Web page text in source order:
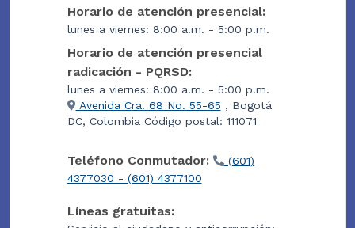
Horario de atención presencial:
lunes a viernes: 8:00 a.m. - 5:00 p.m.
Horario de atención presencial
radicación - PQRSD:
lunes a viernes: 8:00 a.m. - 5:00 p.m.
Avenida Cra. 68 No. 55-65 , Bogotá
DC, Colombia Código postal: 111071
Teléfono Conmutador:
(601)
4377030 - (601) 4377100
Líneas gratuitas: